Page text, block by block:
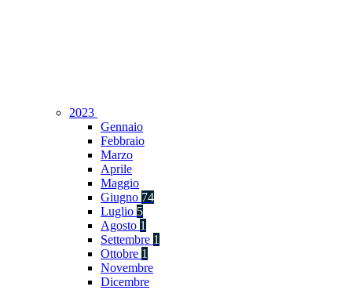
2023
Gennaio
Febbraio
Marzo
Aprile
Maggio
Giugno 74
Luglio 5
Agosto 1
Settembre 1
Ottobre 1
Novembre
Dicembre